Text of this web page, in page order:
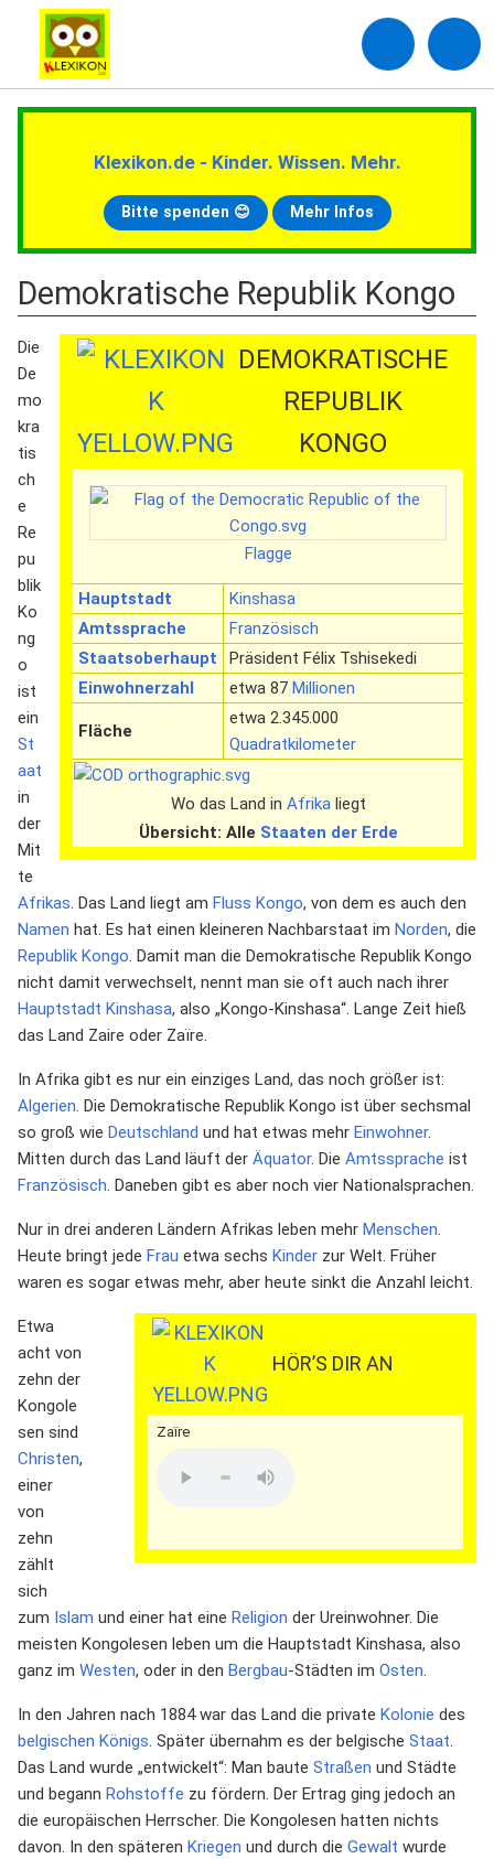
Klexikon.de - Kinder. Wissen. Mehr.
Bitte spenden 😊 Mehr Infos
Demokratische Republik Kongo
DEMOKRATISCHE
REPUBLIK
KONGO
Flagge
Hauptstadt
Kinshasa
Amtssprache
Französisch
Staatsoberhaupt
Präsident Félix Tshisekedi
Einwohnerzahl
etwa 87 Millionen
Fläche
etwa 2.345.000
Quadratkilometer
Wo das Land in Afrikaliegt
Übersicht: Alle Staaten der Erde
Die
De
mo
kra
tis
ch
e
Re
pu
blik
Ko
ng
o
ist
ein
St
aat
in
der
Mit
te
Afrikas. Das Land liegt am Fluss Kongo, von dem es auch den
Namen hat. Es hat einen kleineren Nachbarstaat im Norden, die
Republik Kongo. Damit man die Demokratische Republik Kongo
nicht damit verwechselt, nennt man sie oft auch nach ihrer
Hauptstadt Kinshasa, also „Kongo-Kinshasa“. Lange Zeit hieß
das Land Zaire oder Zaïre.
In Afrika gibt es nur ein einziges Land, das noch größer ist:
Algerien. Die Demokratische Republik Kongo ist über sechsmal
so groß wie Deutschland und hat etwas mehr Einwohner.
Mitten durch das Land läuft der Äquator. Die Amtssprache ist
Französisch. Daneben gibt es aber noch vier Nationalsprachen.
Nur in drei anderen Ländern Afrikas leben mehr Menschen.
Heute bringt jede Frau etwa sechs Kinder zur Welt. Früher
waren es sogar etwas mehr, aber heute sinkt die Anzahl leicht.
HÖR’S DIR AN
Zaïre
Etwa
acht von
zehn der
Kongole
sen sind
Christen,
einer
von
zehn
zählt
sich
zum Islam und einer hat eine Religion der Ureinwohner. Die
meisten Kongolesen leben um die Hauptstadt Kinshasa, also
ganz im Westen, oder in den Bergbau-Städten im Osten.
In den Jahren nach 1884 war das Land die private Kolonie des
belgischen Königs. Später übernahm es der belgische Staat.
Das Land wurde „entwickelt“: Man baute Straßen und Städte
und begann Rohstoffe zu fördern. Der Ertrag ging jedoch an
die europäischen Herrscher. Die Kongolesen hatten nichts
davon. In den späteren Kriegen und durch die Gewalt wurde